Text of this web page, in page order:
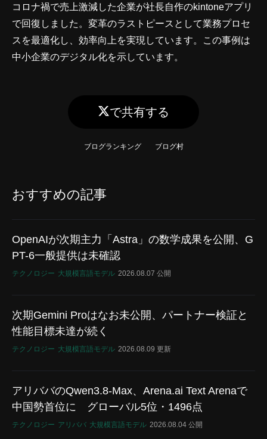
コロナ禍で売上激減した企業が社長自作のkintoneアプリ
で回復しました。変革のラストピースとして業務プロセ
スを最適化し、効率向上を実現しています。この事例は
中小企業のデジタル化を示しています。
で共有する
ブログランキング ブログ村
おすすめの記事
OpenAIが次期主力「Astra」の数学成果を公開、G
PT-6一般提供は未確認
テクノロジー 大規模言語モデル 2026.08.07 公開
次期Gemini Proはなお未公開、パートナー検証と
性能目標未達が続く
テクノロジー 大規模言語モデル 2026.08.09 更新
アリババのQwen3.8-Max、Arena.ai Text Arenaで
中国勢首位に グローバル5位・1496点
テクノロジー アリババ 大規模言語モデル 2026.08.04 公開